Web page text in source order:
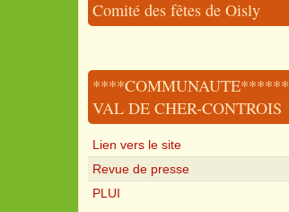
Comité des fêtes de Oisly
****COMMUNAUTE******
VAL DE CHER-CONTROIS
Lien vers le site
Revue de presse
PLUI